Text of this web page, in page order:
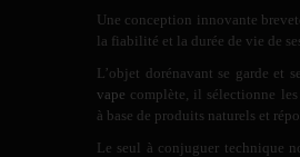
Une conception innovante
la fiabilité et la durée de vie de
L’objet dorénavant se garde et
vape complète, il sélectionne
à base de produits naturels et
Le seul à conjuguer technique